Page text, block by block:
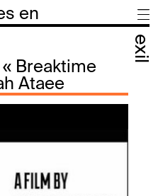
en
exil
Breaktime
Ataee